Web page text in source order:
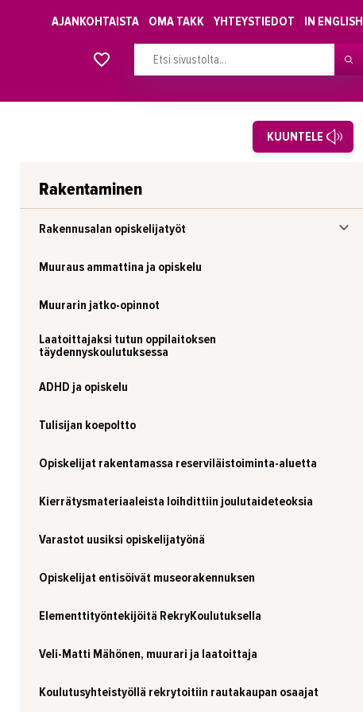
AJANKOHTAISTA OMA TAKK YHTEYSTIEDOT IN ENGLISH
KUUNTELE
Rakentaminen
Rakennusalan opiskelijatyöt
Muuraus ammattina ja opiskelu
Muurarin jatko-opinnot
Laatoittajaksi tutun oppilaitoksen
täydennyskoulutuksessa
ADHD ja opiskelu
Tulisijan koepoltto
Opiskelijat rakentamassa reserviläistoiminta-aluetta
Kierrätysmateriaaleista loihdittiin joulutaideteoksia
Varastot uusiksi opiskelijatyönä
Opiskelijat entisöivät museorakennuksen
Elementtityöntekijöitä RekryKoulutuksella
Veli-Matti Mähönen, muurari ja laatoittaja
Koulutusyhteistyöllä rekrytoitiin rautakaupan osaajat
Alkavat koulutukset osiosta